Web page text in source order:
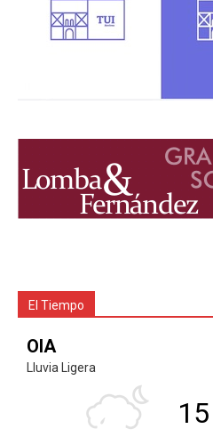
El Tiempo
OIA
Lluvia Ligera
15